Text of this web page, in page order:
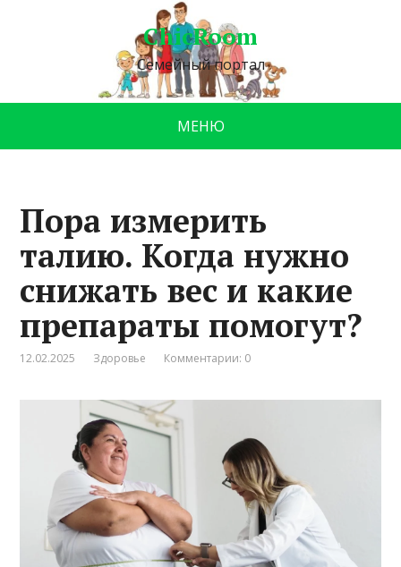
ChicRoom
Семейный портал
МЕНЮ
Пора измерить
талию. Когда нужно
снижать вес и какие
препараты помогут?
12.02.2025 Здоровье Комментарии: 0